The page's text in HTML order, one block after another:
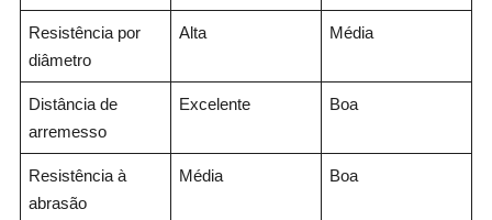
Resistência por
diâmetro
Alta Média
Distância de
arremesso
Excelente Boa
Resistência à
abrasão
Média Boa